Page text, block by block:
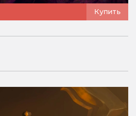
Купить